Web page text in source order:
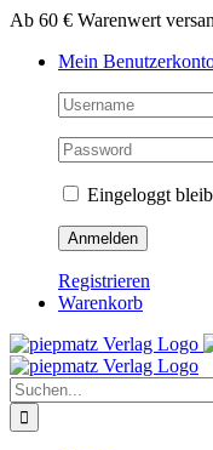
Zum
springen
Ab 60 € Warenwert
Mein
Eingeloggt
Registrieren
Warenkorb
Suche
nach: